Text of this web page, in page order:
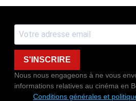
S'INSCRIRE
Nous nous engageons à ne vous
informations relatives au cinéma en
Conditions générales et